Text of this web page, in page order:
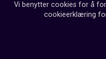
Vi benytter cookies for å
cookieerklæring